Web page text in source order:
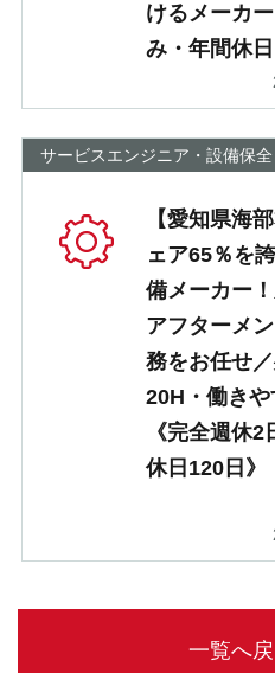
けるメーカ
み・年間休日
サービスエンジニア・設備保全
【愛知県海
ェア65％を
備メーカー
アフターメ
務をお任せ／
20H・働き
《完全週休2
休日120日》
一覧へ